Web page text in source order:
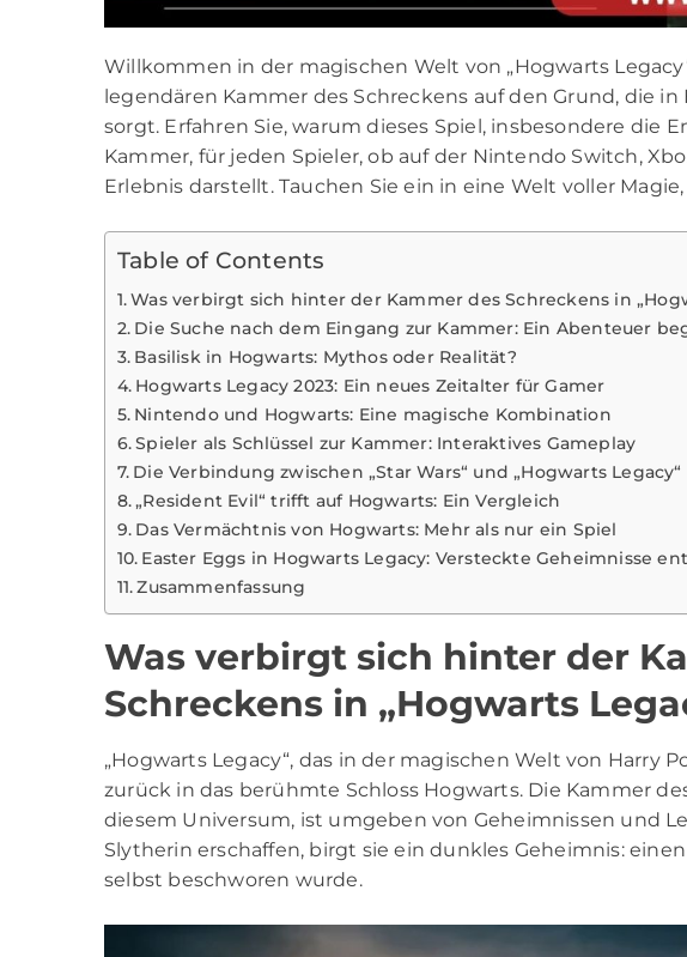
Willkommen in der magischen Welt von „Hogwarts
legendären Kammer des Schreckens auf den Grund, die
sorgt. Erfahren Sie, warum dieses Spiel, insbesondere die
Kammer, für jeden Spieler, ob auf der Nintendo Switch,
Erlebnis darstellt. Tauchen Sie ein in eine Welt voller
Table of Contents
Was verbirgt sich hinter der Kammer des Schreckens in
Die Suche nach dem Eingang zur Kammer: Ein Abenteuer
Basilisk in Hogwarts: Mythos oder Realität?
Hogwarts Legacy 2023: Ein neues Zeitalter für Gamer
Nintendo und Hogwarts: Eine magische Kombination
Spieler als Schlüssel zur Kammer: Interaktives Gameplay
Die Verbindung zwischen „Star Wars“ und „Hogwarts Legacy“
„Resident Evil“ trifft auf Hogwarts: Ein Vergleich
Das Vermächtnis von Hogwarts: Mehr als nur ein Spiel
Easter Eggs in Hogwarts Legacy: Versteckte Geheimnisse
Zusammenfassung
Was verbirgt sich hinter der
Schreckens in „Hogwarts
„Hogwarts Legacy“, das in der magischen Welt von Harry
zurück in das berühmte Schloss Hogwarts. Die Kammer
diesem Universum, ist umgeben von Geheimnissen und
Slytherin erschaffen, birgt sie ein dunkles Geheimnis:
selbst beschworen wurde.